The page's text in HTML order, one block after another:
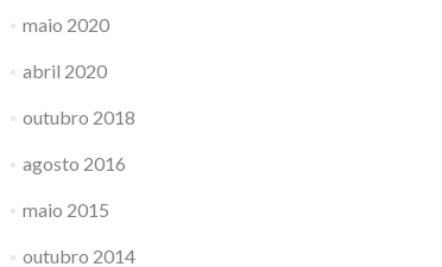
maio 2020
abril 2020
outubro 2018
agosto 2016
maio 2015
outubro 2014